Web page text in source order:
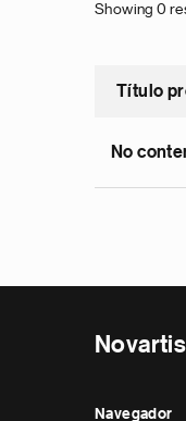
Showing 0
Título
No
Navegador